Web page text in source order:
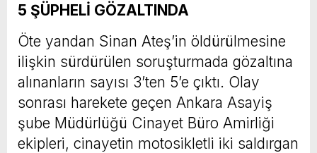
5 ŞÜPHELİ GÖZALTINDA
Öte yandan Sinan Ateş’in öldürülmesine
ilişkin sürdürülen soruşturmada gözaltına
alınanların sayısı 3’ten 5’e çıktı. Olay
sonrası harekete geçen Ankara Asayiş
şube Müdürlüğü Cinayet Büro Amirliği
ekipleri, cinayetin motosikletli iki saldırgan